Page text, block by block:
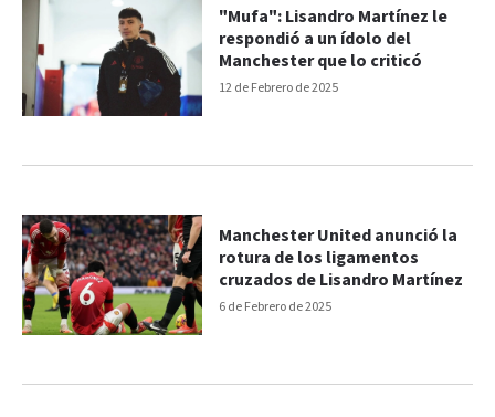
12 de Febrero de 2025
"Mufa": Lisandro Martínez le
respondió a un ídolo del
Manchester que lo criticó
6 de Febrero de 2025
Manchester United anunció la
rotura de los ligamentos
cruzados de Lisandro Martínez